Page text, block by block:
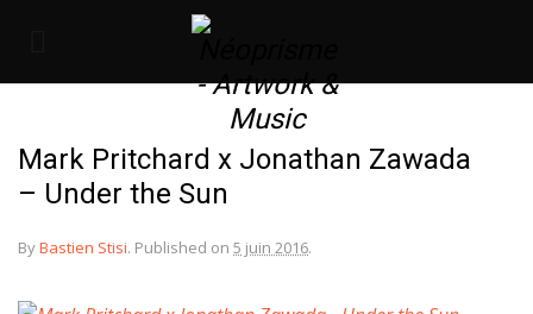
Mark Pritchard x Jonathan Zawada
– Under the Sun
ByBastien Stisi. Published on 5 juin 2016.